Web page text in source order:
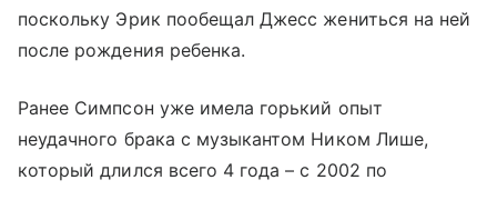
поскольку Эрик пообещал Джесс жениться на ней
после рождения ребенка.
Ранее Симпсон уже имела горький опыт
неудачного брака с музыкантом Ником Лише,
который длился всего 4 года – с 2002 по